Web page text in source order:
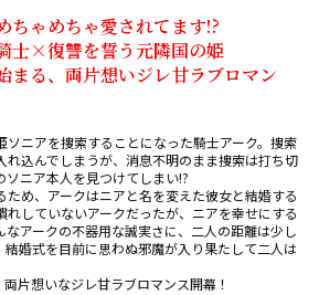
ちゃめちゃ愛されてます!?
士×復讐を誓う元隣国の姫
まる、両片想いジレ甘ラブロマン
ニアを捜索することになった騎士アーク。捜索
れ込んでしまうが、消息不明のまま捜索は打ち切
ニア本人を見つけてしまい!?
め、アークはニアと名を変えた彼女と結婚する
れしていないアークだったが、ニアを幸せにする
アークの不器用な誠実さに、二人の距離は少し
婚式を目前に思わぬ邪魔が入り――果たして二人は
片想いなジレ甘ラブロマンス開幕！